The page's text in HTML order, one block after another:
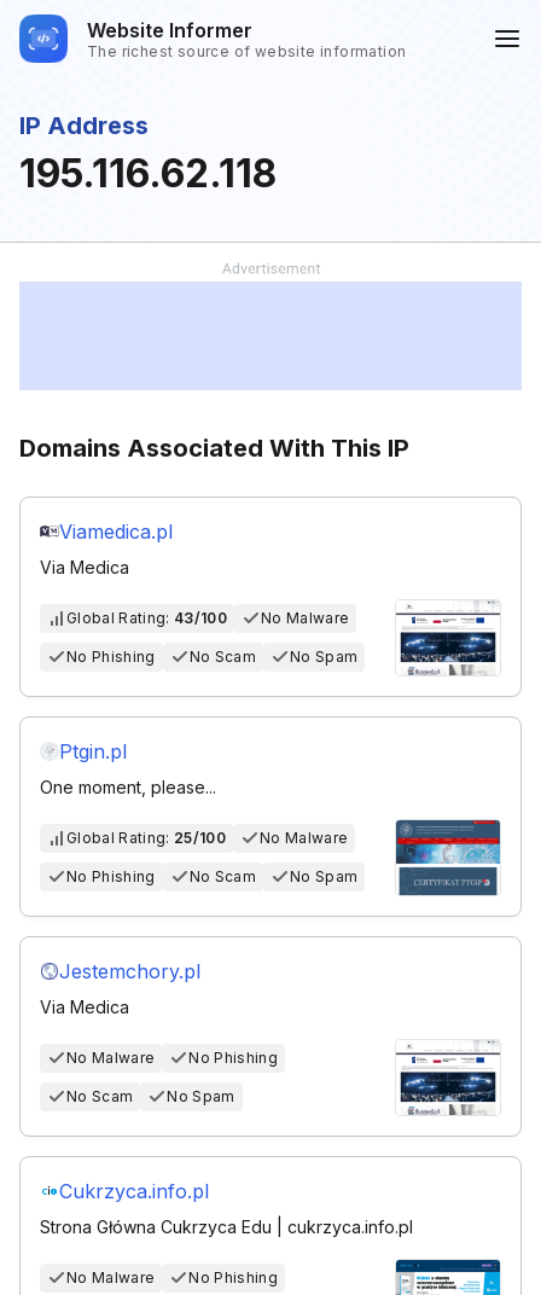
Website Informer
The richest source of website information
IP Address
195.116.62.118
Domains Associated With This IP
Viamedica.pl
Via Medica
Global Rating: 43/100 No Malware
No Phishing No Scam No Spam
Ptgin.pl
One moment, please...
Global Rating: 25/100 No Malware
No Phishing No Scam No Spam
Jestemchory.pl
Via Medica
No Malware No Phishing
No Scam No Spam
Cukrzyca.info.pl
Strona Główna Cukrzyca Edu | cukrzyca.info.pl
No Malware No Phishing